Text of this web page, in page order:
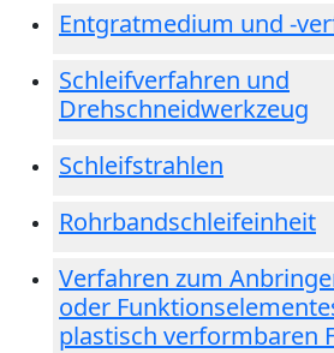
Entgratmedium und -
Schleifverfahren und
Drehschneidwerkzeug
Schleifstrahlen
Rohrbandschleifeinheit
Verfahren zum
oder
plastisch verformbaren